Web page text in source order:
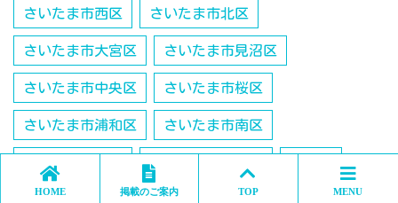
さいたま市西区 さいたま市北区
さいたま市大宮区 さいたま市見沼区
さいたま市中央区 さいたま市桜区
さいたま市浦和区 さいたま市南区
さいたま市緑区 さいたま市岩槻区
熊谷市 川口市 行田市 秩父市 所沢市
HOME 掲載のご案内 TOP MENU